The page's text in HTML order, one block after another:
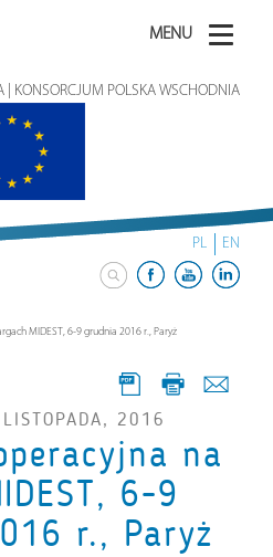
MENU
| KONSORCJUM POLSKA WSCHODNIA
PL EN
MIDEST, 6-9 grudnia 2016 r., Paryż
2016
na
6-9
r., Paryż